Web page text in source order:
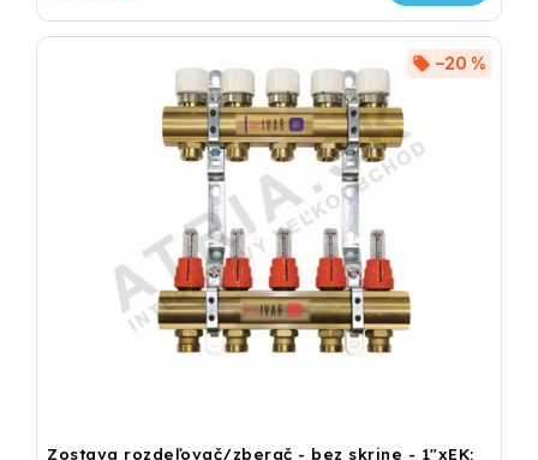
Zostava rozdeľovač/zberač - bez skrine - 1"xEK;
–20 %